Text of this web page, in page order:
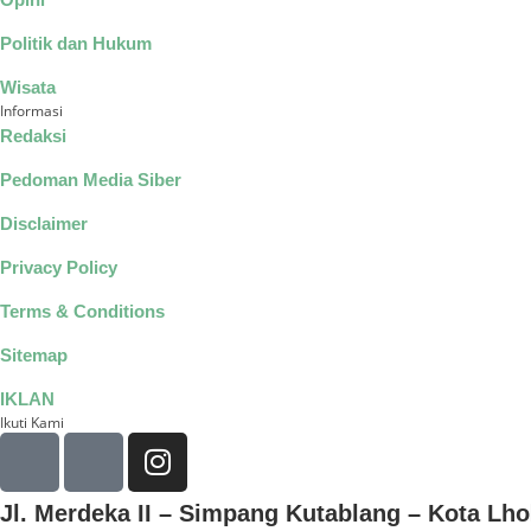
Politik dan Hukum
Wisata
Informasi
Redaksi
Pedoman Media Siber
Disclaimer
Privacy Policy
Terms & Conditions
Sitemap
IKLAN
Ikuti Kami
Jl. Merdeka II – Simpang Kutablang – Kota